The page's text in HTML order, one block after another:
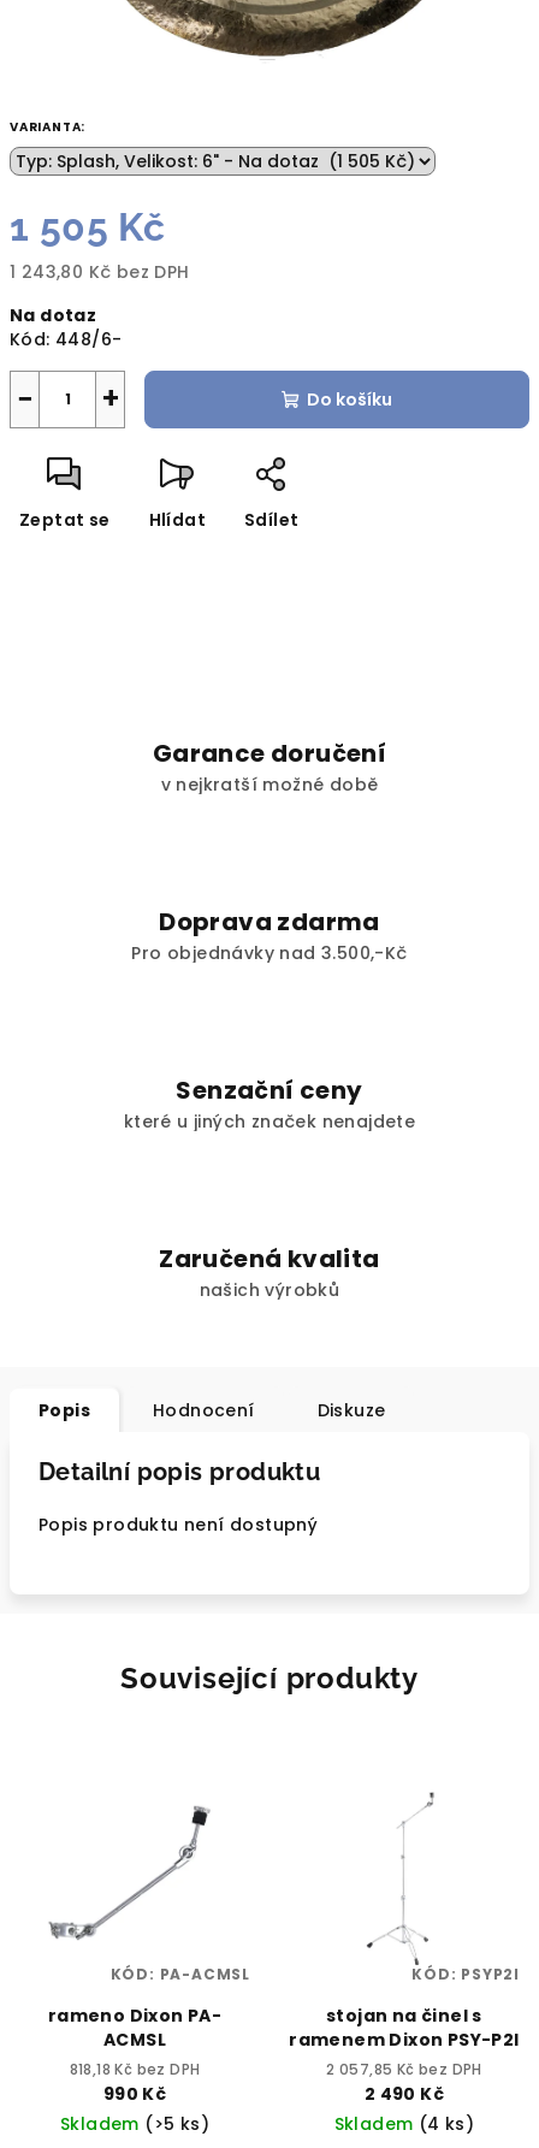
VARIANTA:
1 505 Kč
1 243,80 Kč bez DPH
cena:
Na dotaz
Kód: 448/6-
+
− Do košíku
Zeptat se Hlídat Sdílet
Garance doručení
v nejkratší možné době
Doprava zdarma
Pro objednávky nad 3.500,-Kč
Senzační ceny
které u jiných značek nenajdete
Zaručená kvalita
našich výrobků
Popis Hodnocení Diskuze
Detailní popis produktu
Popis produktu není dostupný
Související produkty
rameno Dixon PA-
ACMSL
818,18 Kč bez DPH
990 Kč
Skladem (>5 ks)
KÓD: PA-ACMSL
stojan na činel s
ramenem Dixon PSY-P2I
2 057,85 Kč bez DPH
2 490 Kč
Skladem (4 ks)
KÓD: PSYP2I